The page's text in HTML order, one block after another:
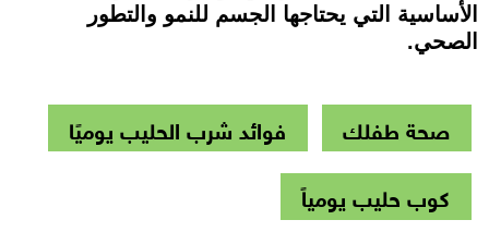
الأساسية التي يحتاجها الجسم للنمو والتطور
الصحي.
صحة طفلك
فوائد شرب الحليب يوميًا
كوب حليب يومياً